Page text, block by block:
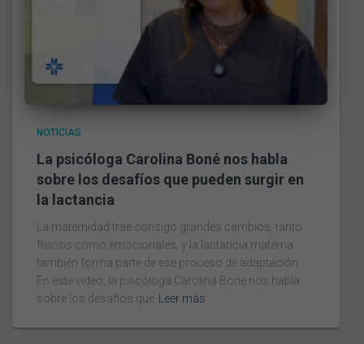
NOTICIAS
La psicóloga Carolina Boné nos habla
sobre los desafíos que pueden surgir en
la lactancia
La maternidad trae consigo grandes cambios, tanto
físicos como emocionales, y la lactancia materna
también forma parte de ese proceso de adaptación.
En este video, la psicóloga Carolina Boné nos habla
sobre los desafíos que
Leer más